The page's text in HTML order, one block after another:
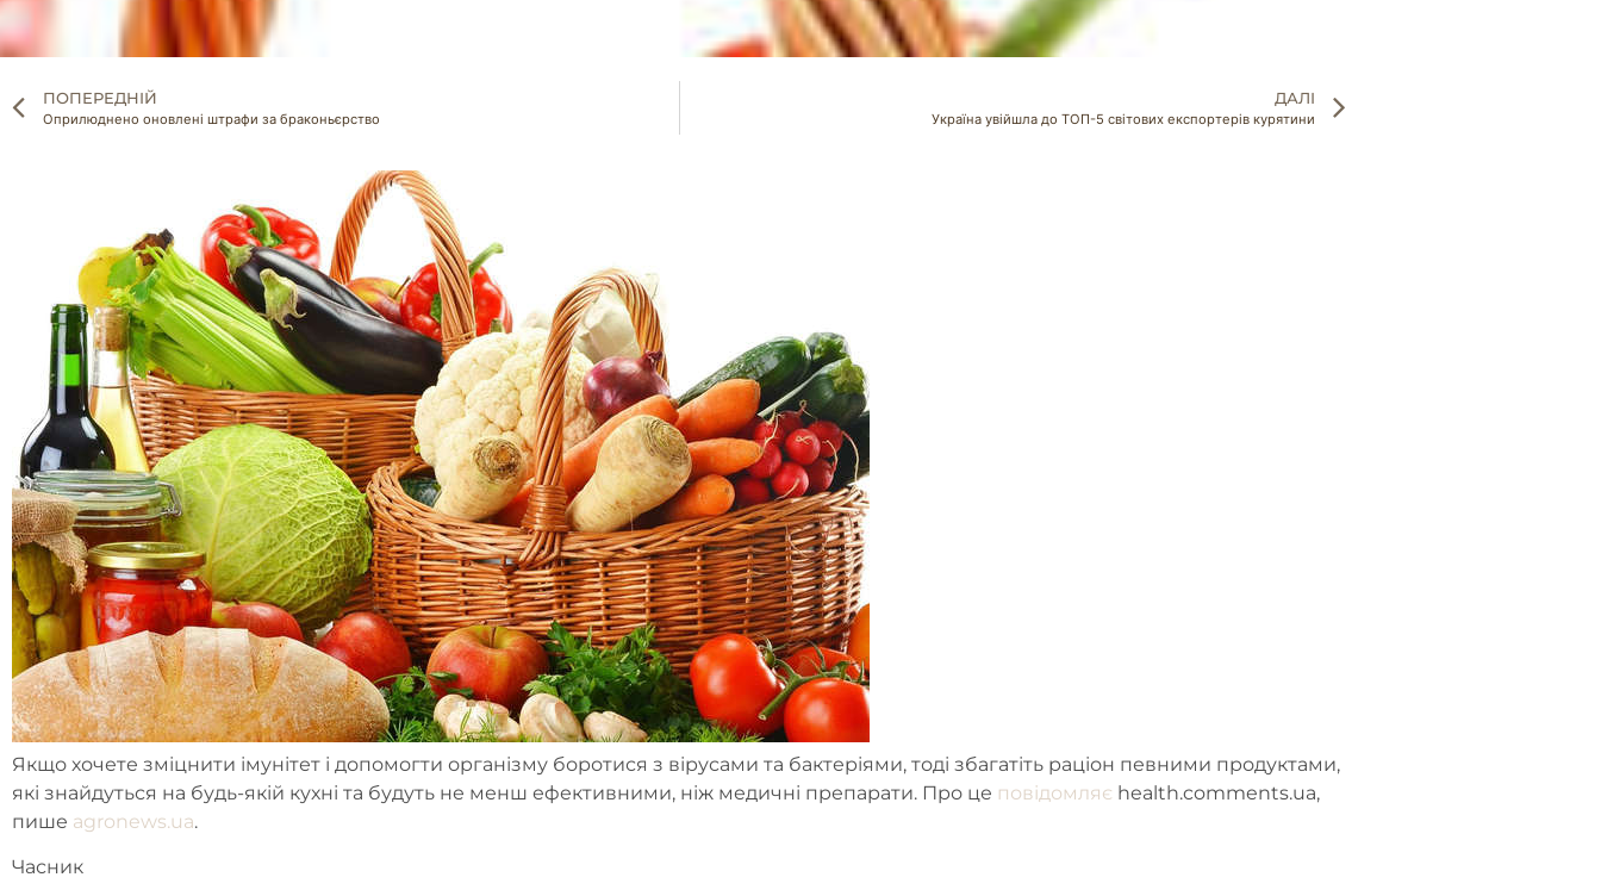
ПОПЕРЕДНІЙ
Оприлюднено оновлені штрафи за браконьєрство
ДАЛІ
Україна увійшла до ТОП-5 світових експортерів курятини
Якщо хочете зміцнити імунітет і допомогти організму боротися з вірусами та бактеріями, тоді збагатіть раціон певними продуктами,
які знайдуться на будь-якій кухні та будуть не менш ефективними, ніж медичні препарати. Про це повідомляє health.comments.ua,
пише agronews.ua.
Часник